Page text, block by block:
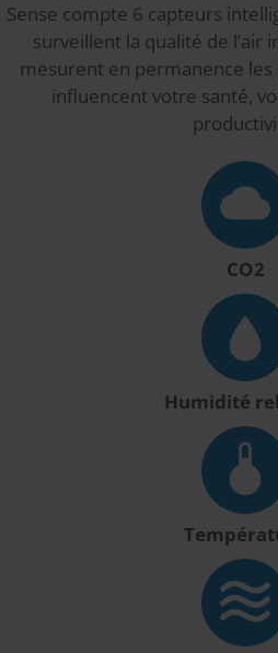
Sense compte 6 capteurs
surveillent la qualité de l’air
mesurent en permanence
influencent votre santé,
CO2
Humidité